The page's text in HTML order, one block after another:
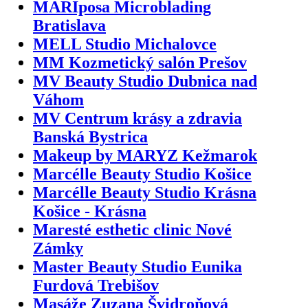
MARIposa Microblading
Bratislava
MELL Studio Michalovce
MM Kozmetický salón Prešov
MV Beauty Studio Dubnica nad
Váhom
MV Centrum krásy a zdravia
Banská Bystrica
Makeup by MARYZ Kežmarok
Marcélle Beauty Studio Košice
Marcélle Beauty Studio Krásna
Košice - Krásna
Maresté esthetic clinic Nové
Zámky
Master Beauty Studio Eunika
Furdová Trebišov
Masáže Zuzana Švidroňová